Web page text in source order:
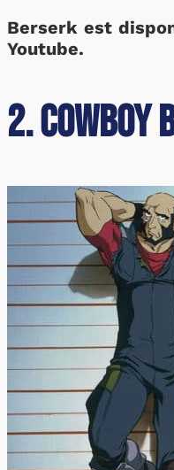
Berserk est
Youtube.
2. Cowboy